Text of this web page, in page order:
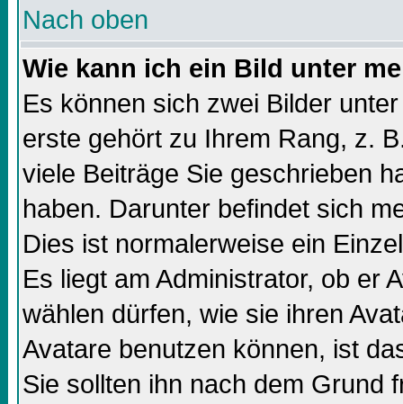
Nach oben
Wie kann ich ein Bild unter
Es können sich zwei Bilder
erste gehört zu Ihrem Rang, z.
viele Beiträge Sie geschrieben
haben. Darunter befindet sich
Dies ist normalerweise ein
Es liegt am Administrator, ob er
wählen dürfen, wie sie ihren
Avatare benutzen können, ist
Sie sollten ihn nach dem Grund